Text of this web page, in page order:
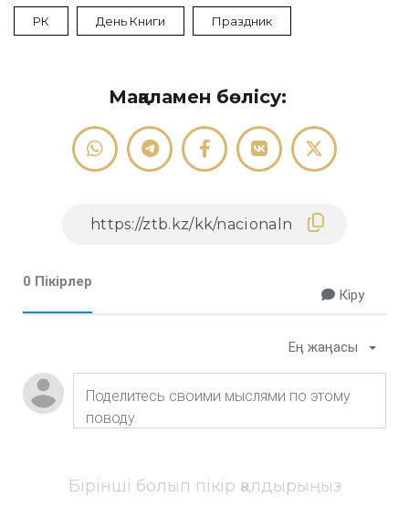
РК День Книги Праздник
Мақаламен бөлісу:
0 Пікірлер
Кіру
Ең жаңасы
Бірінші болып пікір қалдырыңыз